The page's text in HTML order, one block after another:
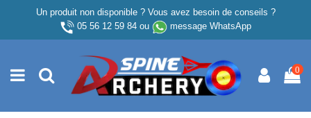
Un produit non disponible ? Vous avez besoin de conseils ?
05 56 12 59 84ou message WhatsApp
0